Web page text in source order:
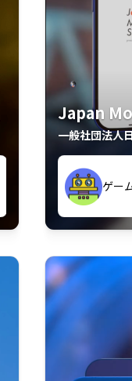
Japan
一般社団法人
夢中
間も
久
しめ